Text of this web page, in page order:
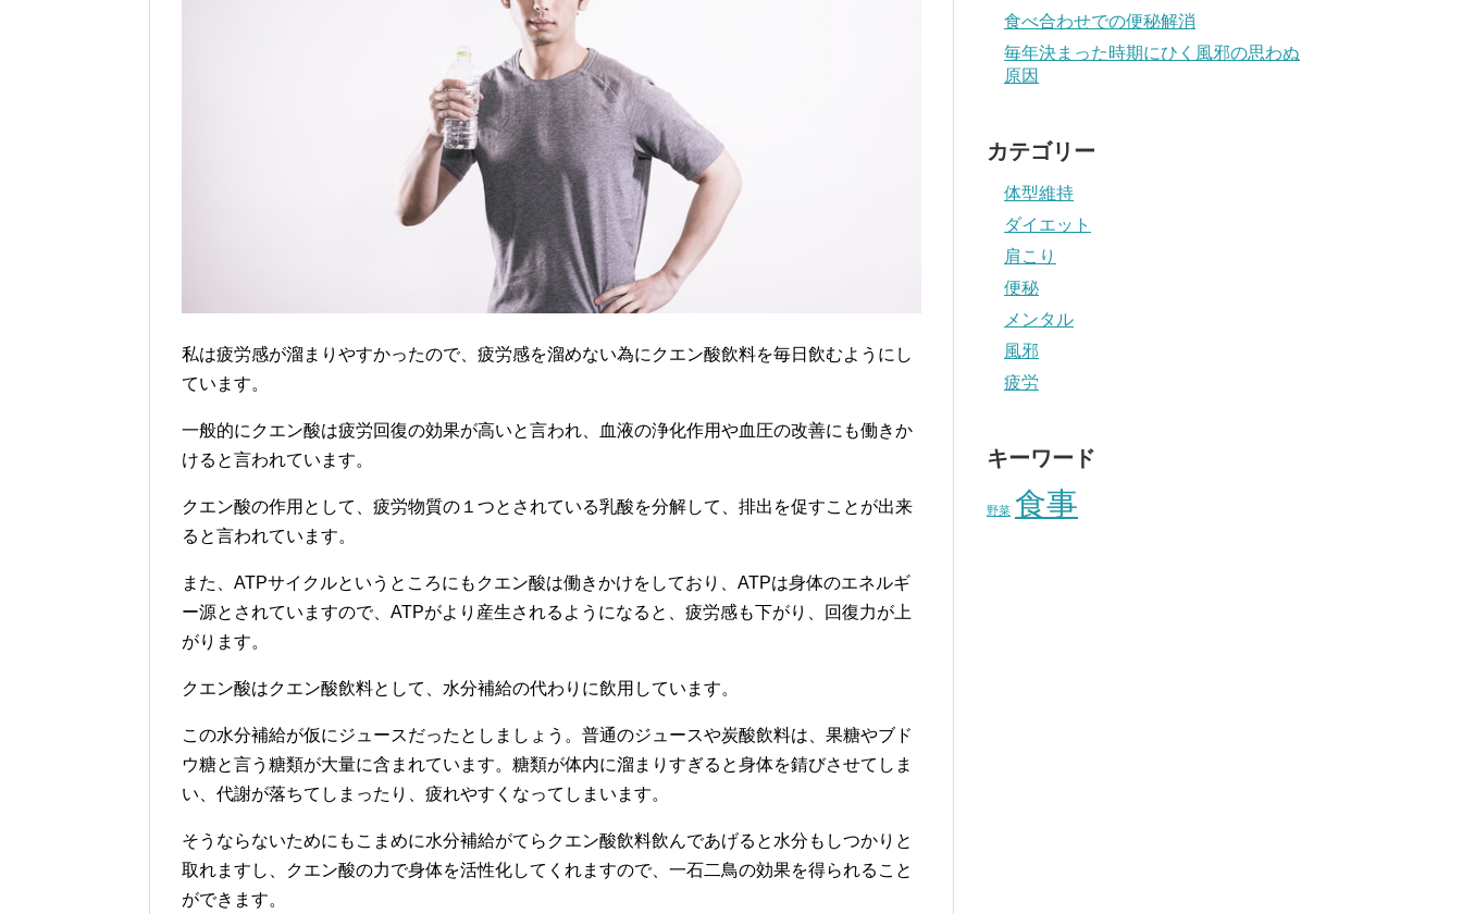
私は疲労感が溜まりやすかったので、疲労感を溜めない為にクエン酸飲料を毎日飲むようにし
ています。
一般的にクエン酸は疲労回復の効果が高いと言われ、血液の浄化作用や血圧の改善にも働きか
けると言われています。
クエン酸の作用として、疲労物質の１つとされている乳酸を分解して、排出を促すことが出来
ると言われています。
また、ATPサイクルというところにもクエン酸は働きかけをしており、ATPは身体のエネルギ
ー源とされていますので、ATPがより産生されるようになると、疲労感も下がり、回復力が上
がります。
クエン酸はクエン酸飲料として、水分補給の代わりに飲用しています。
この水分補給が仮にジュースだったとしましょう。普通のジュースや炭酸飲料は、果糖やブド
ウ糖と言う糖類が大量に含まれています。糖類が体内に溜まりすぎると身体を錆びさせてしま
い、代謝が落ちてしまったり、疲れやすくなってしまいます。
そうならないためにもこまめに水分補給がてらクエン酸飲料飲んであげると水分もしつかりと
取れますし、クエン酸の力で身体を活性化してくれますので、一石二鳥の効果を得られること
ができます。
食べ合わせでの便秘解消
毎年決まった時期にひく風邪の思わぬ
原因
カテゴリー
体型維持
ダイエット
肩こり
便秘
メンタル
風邪
疲労
キーワード
野菜 食事